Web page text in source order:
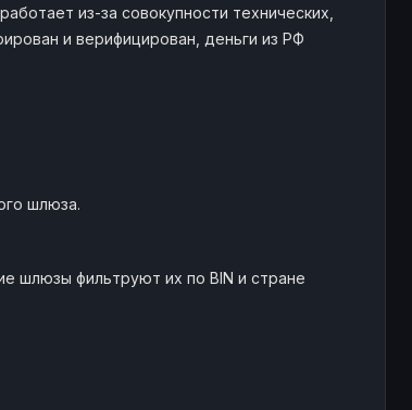
из-за совокупности технических,
и верифицирован, деньги из РФ
шлюза.
шлюзы фильтруют их по BIN и стране